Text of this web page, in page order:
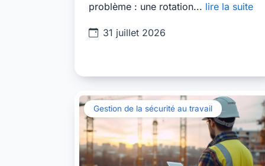
problème : une rotation... lire la suite
31 juillet 2026
Gestion de la sécurité au travail